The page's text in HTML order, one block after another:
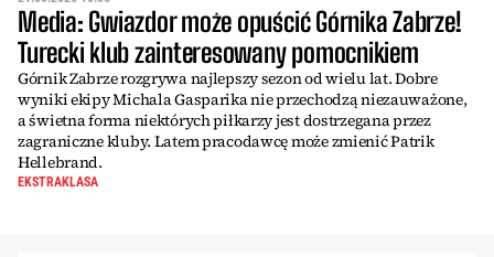
Media: Gwiazdor może opuścić Górnika Zabrze!
Turecki klub zainteresowany pomocnikiem
Górnik Zabrze rozgrywa najlepszy sezon od wielu lat. Dobre
wyniki ekipy Michala Gasparika nie przechodzą niezauważone,
a świetna forma niektórych piłkarzy jest dostrzegana przez
zagraniczne kluby. Latem pracodawcę może zmienić Patrik
Hellebrand.
EKSTRAKLASA